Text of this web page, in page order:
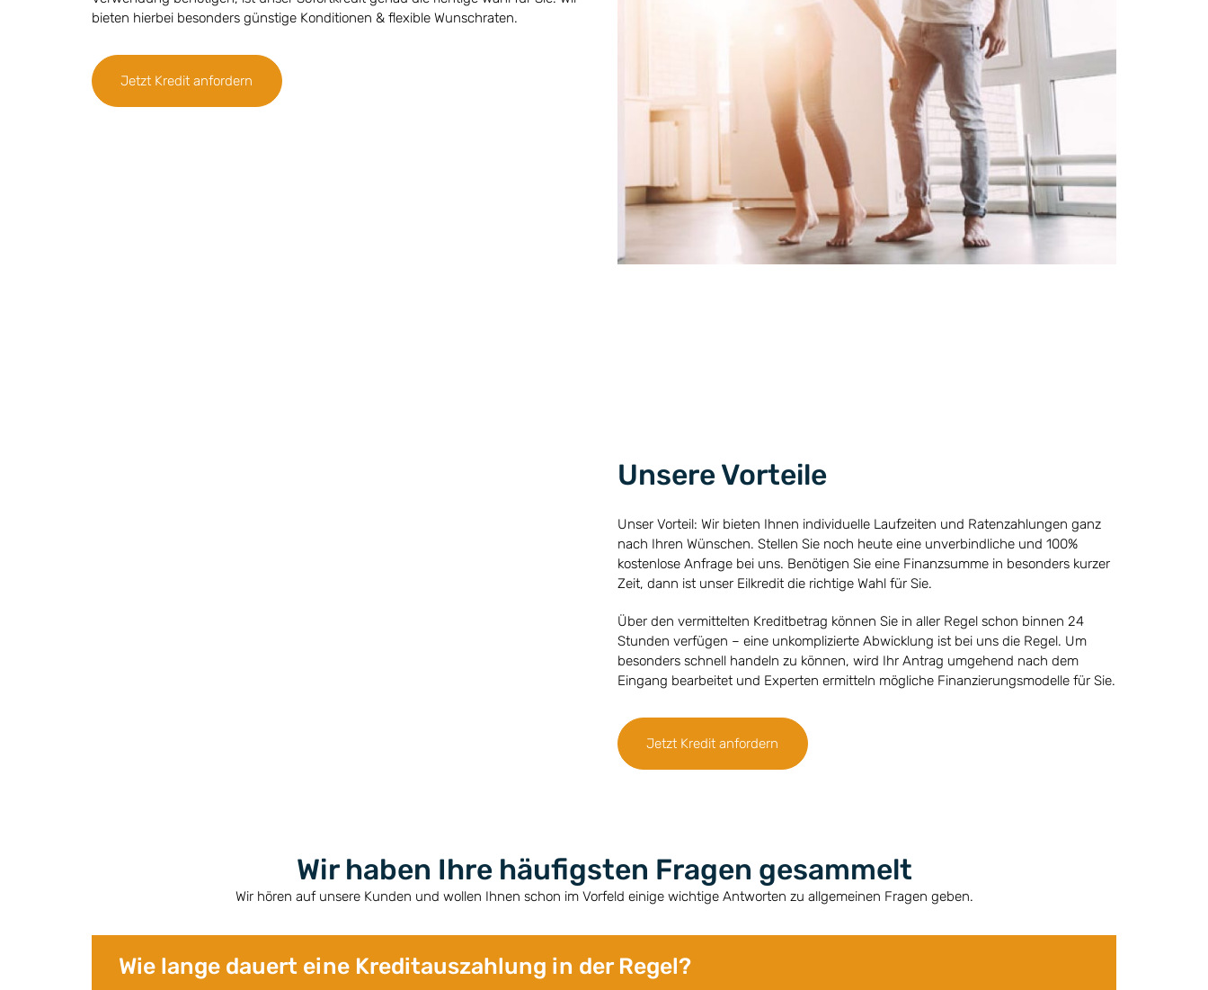
bieten hierbei besonders günstige Konditionen & flexible Wunschraten.
Jetzt Kredit anfordern
Unsere Vorteile
Unser Vorteil: Wir bieten Ihnen individuelle Laufzeiten und Ratenzahlungen ganz
nach Ihren Wünschen. Stellen Sie noch heute eine unverbindliche und 100%
kostenlose Anfrage bei uns. Benötigen Sie eine Finanzsumme in besonders kurzer
Zeit, dann ist unser Eilkredit die richtige Wahl für Sie.
Über den vermittelten Kreditbetrag können Sie in aller Regel schon binnen 24
Stunden verfügen – eine unkomplizierte Abwicklung ist bei uns die Regel. Um
besonders schnell handeln zu können, wird Ihr Antrag umgehend nach dem
Eingang bearbeitet und Experten ermitteln mögliche Finanzierungsmodelle für Sie.
Jetzt Kredit anfordern
Wir haben Ihre häufigsten Fragen gesammelt
Wir hören auf unsere Kunden und wollen Ihnen schon im Vorfeld einige wichtige Antworten zu allgemeinen Fragen geben.
Wie lange dauert eine Kreditauszahlung in der Regel?